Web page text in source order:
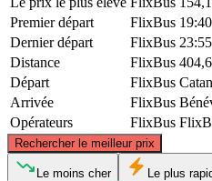
Premier départ
FlixBus 19:40
Dernier départ
FlixBus 23:55
Distance
FlixBus
Départ
FlixBus
Arrivée
FlixBus
Opérateurs
FlixBus
Rechercher le meilleur prix
Le moins cher Le plus